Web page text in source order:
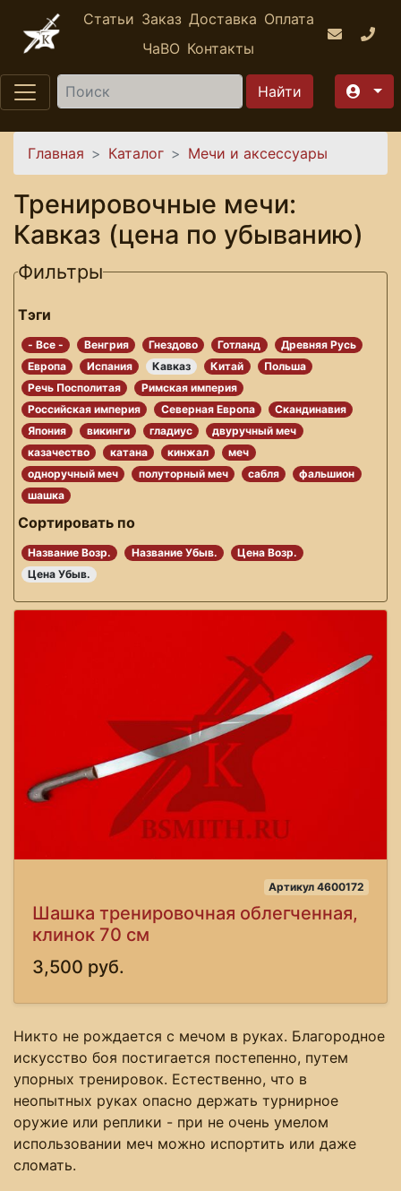
Перейти к основному содержанию
Статьи Заказ Доставка Оплата
ЧаВО Контакты
Найти
Вы здесь
Главная Каталог Мечи и аксессуары
Тренировочные мечи:
Кавказ (цена по убыванию)
Фильтры
Тэги
- Все - Венгрия Гнездово Готланд
Древняя Русь
Европа
Испания Кавказ Китай
Польша
Речь Посполитая
Римская империя
Российская империя
Северная Европа
Скандинавия
Япония
викинги гладиус
двуручный меч
казачество
катана кинжал
меч
одноручный меч
полуторный меч сабля
фальшион
шашка
Сортировать по
Название Возр. Название Убыв.
Цена Возр.
Цена Убыв.
Артикул 4600172
Шашка тренировочная облегченная,
клинок 70 см
3,500 руб.
Никто не рождается с мечом в руках. Благородное
искусство боя постигается постепенно, путем
упорных тренировок. Естественно, что в
неопытных руках опасно держать турнирное
оружие или реплики - при не очень умелом
использовании меч можно испортить или даже
сломать.